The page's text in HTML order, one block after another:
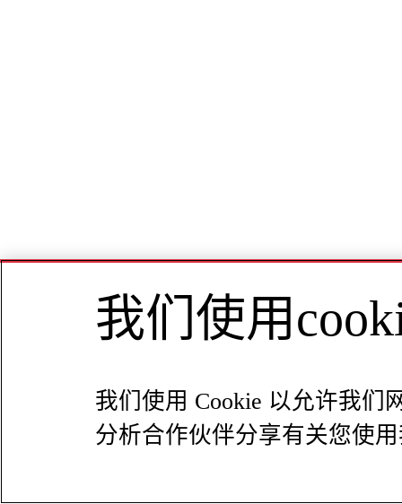
我们使用
我们使用 Cookie 以允许我们
分析合作伙伴分享有关您使